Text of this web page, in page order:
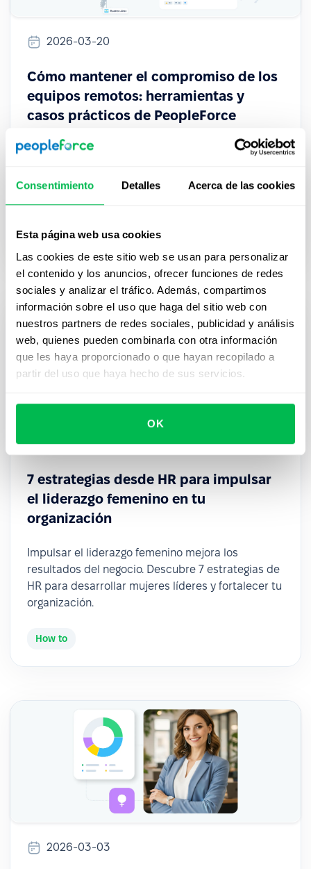
Consentimiento Detalles Acerca de las cookies
Esta página web usa cookies
Las cookies de este sitio web se usan para personalizar
el contenido y los anuncios, ofrecer funciones de redes
sociales y analizar el tráfico. Además, compartimos
información sobre el uso que haga del sitio web con
nuestros partners de redes sociales, publicidad y análisis
web, quienes pueden combinarla con otra información
que les haya proporcionado o que hayan recopilado a
partir del uso que haya hecho de sus servicios.
OK
2026-03-20
Cómo mantener el compromiso de los
equipos remotos: herramientas y
casos prácticos de PeopleForce
Mantén a los equipos remotos comprometidos
visibilidad, fortalece los check-ins y fomenta un
How to
2026-03-05
7 estrategias desde HR para impulsar
el liderazgo femenino en tu
organización
Impulsar el liderazgo femenino mejora los
resultados del negocio. Descubre 7 estrategias de
HR para desarrollar mujeres líderes y fortalecer tu
organización.
How to
2026-03-03